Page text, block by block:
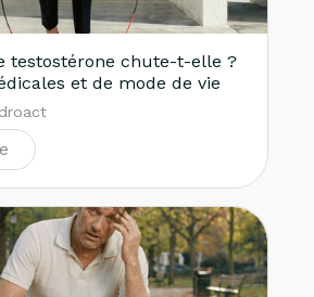
testostérone chute-t-elle ?
et de mode de vie